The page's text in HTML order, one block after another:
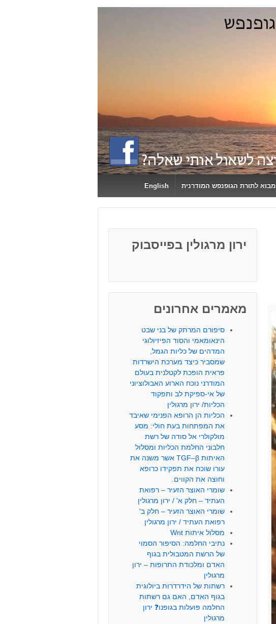
מבוא לתורת הגופנפש המודרנית English
ירון מרגולין בפייסבוק
מאמרים אחרונים
סיפורם המרתק של בני שבט
הינאומאמי והסוד הפיזיולוגי
המדהים של כליות הגמל,
שמסביר כיצד מערכת הישרדות
פראית הופכת לקטלנית בעולם
המודרני נוכח הארוע האבולוציוני
של אי-ספיקת לב ותפקוד
הכליות/ ירון מרגולין
הכליות הן הרופא הפנימי שאיבד
את המפתחות בעת חולי: מסע
מולקולרי אל סודה של רשת
חלבוני החלמת הכליות ומסלול
האיתות TGF–β אשר משנה את
עורו שוכח את תפקידו כרופא
וחוצה את הקווים.
שומרי האוצר הזעיר – רפואת
העתיד – חלק א' / ירון מרגולין
שומרי האוצר הזעיר – חלק ב'
רפואת העתיד / ירון מרגולין
מסלול איתות Wnt
נתיבי החלמה: הסיפור הסמוי
של הרשת המטבולית בגוף
האדם ומלכודת התרופות – ירון
מרגולין
רשתות של הידרדרות ביולוגית
בגוף האדם, האם גם רשתות
החלמה פועלות בגופנו❓ ירון
מרגולין